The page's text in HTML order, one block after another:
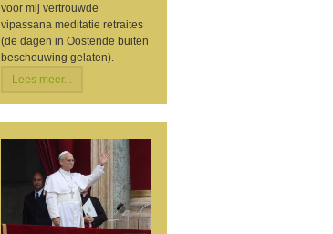
voor mij vertrouwde
vipassana meditatie retraites
(de dagen in Oostende buiten
beschouwing gelaten).
Lees meer...